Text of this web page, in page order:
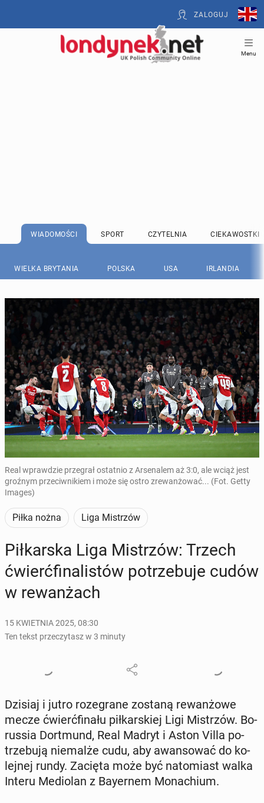
ZALOGUJ
Menu
WIADOMOŚCI SPORT CZYTELNIA CIEKAWOSTKI
WIELKA BRYTANIA POLSKA USA IRLANDIA
Real wprawdzie przegrał ostatnio z Arsenalem aż 3:0, ale wciąż jest
groźnym przeciwnikiem i może się ostro zrewanżować... (Fot. Getty
Images)
Piłka nożna Liga Mistrzów
Pił­kar­ska Liga Mi­strzów: Trzech
ćwierć­fi­na­li­stów po­trze­bu­je cudów
w re­wan­żach
15 KWIETNIA 2025, 08:30
Ten tekst przeczytasz w 3 minuty
Dzisiaj i jutro ro­ze­gra­ne zostaną re­wan­żo­we
mecze ćwierć­fi­na­łu pił­kar­skiej Ligi Mi­strzów. Bo­
rus­sia Do­rt­mund, Real Madryt i Aston Villa po­
trze­bu­ją nie­mal­że cudu, aby awan­so­wać do ko­
lej­nej rundy. Zacięta może być na­to­miast walka
Interu Me­dio­lan z Bay­er­nem Mo­na­chium.